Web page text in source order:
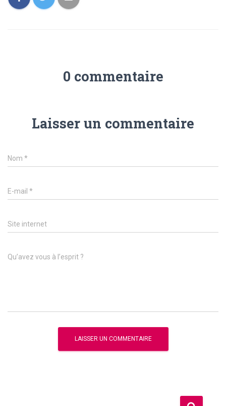
0 commentaire
Laisser un commentaire
Nom *
E-mail *
Site internet
Qu’avez vous à l’esprit ?